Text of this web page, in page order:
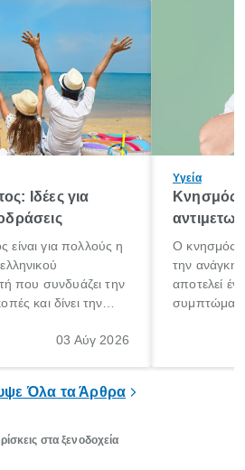
Ιδέες για
για πολλούς η
που συνδυάζει την
και δίνει την
για λίγες μέρες03 Αύγ 2026
Υγεία
Κνησμός:
Ο κνησμός
την ανάγκη
αποτελεί
Όλα τα Άρθρα
στα ξενοδοχεία